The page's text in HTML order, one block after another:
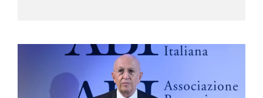
riguardano le novità nella disciplina internazionale e
nazionale, e forniscono informazioni su
eventuali consultazioni pubbliche e su pronunce di
particolare rilevanza emesse nell’esercizio
dell’attività giurisdizionale. In questo numero